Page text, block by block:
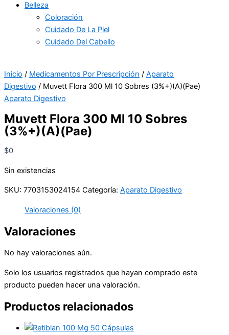
Belleza
Coloración
Cuidado De La Piel
Cuidado Del Cabello
Inicio / Medicamentos Por Prescripción / Aparato
Digestivo / Muvett Flora 300 Ml 10 Sobres (3%+)(A)(Pae)
Aparato Digestivo
Muvett Flora 300 Ml 10 Sobres
(3%+)(A)(Pae)
$0
Sin existencias
SKU: 7703153024154 Categoría: Aparato Digestivo
Valoraciones (0)
Valoraciones
No hay valoraciones aún.
Solo los usuarios registrados que hayan comprado este
producto pueden hacer una valoración.
Productos relacionados